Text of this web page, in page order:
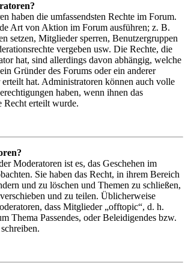
haben die umfassendsten Rechte im Forum.
Art von Aktion im Forum ausführen; z. B.
setzen, Mitglieder sperren, Benutzergruppen
vergeben usw. Die Rechte, die
hat, sind allerdings davon abhängig, welche
Gründer des Forums oder ein anderer
hat. Administratoren können auch volle
haben, wenn ihnen das
Recht erteilt wurde.
Moderatoren ist es, das Geschehen im
Sie haben das Recht, in ihrem Bereich
und zu löschen und Themen zu schließen,
und zu teilen. Üblicherweise
dass Mitglieder „offtopic“, d. h.
Thema Passendes, oder Beleidigendes bzw.